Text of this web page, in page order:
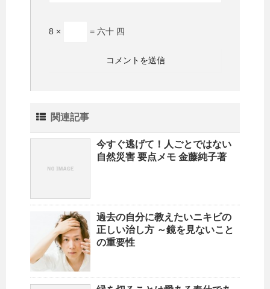
8 × = 六十 四
関連記事
今すぐ逃げて！人ごとではない
自然災害 要点メモ 金藤純子著
過去の自分に教えたいニキビの
正しい治し方 ～鏡を見ないこと
の重要性